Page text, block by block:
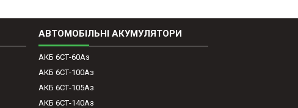
АВТОМОБІЛЬНІ АКУМУЛЯТОРИ
АКБ 6СТ-60Аз
АКБ 6СТ-100Аз
АКБ 6СТ-105Аз
АКБ 6СТ-140Аз